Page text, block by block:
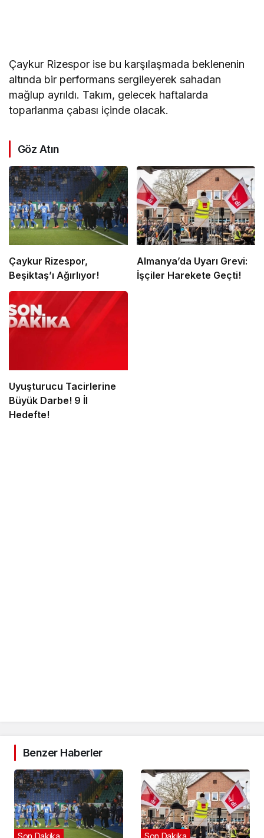
Çaykur Rizespor ise bu karşılaşmada beklenenin
altında bir performans sergileyerek sahadan
mağlup ayrıldı. Takım, gelecek haftalarda
toparlanma çabası içinde olacak.
Göz Atın
Çaykur Rizespor,
Beşiktaş’ı Ağırlıyor!
Almanya’da Uyarı Grevi:
İşçiler Harekete Geçti!
Uyuşturucu Tacirlerine
Büyük Darbe! 9 İl
Hedefte!
Benzer Haberler
Son Dakika Son Dakika